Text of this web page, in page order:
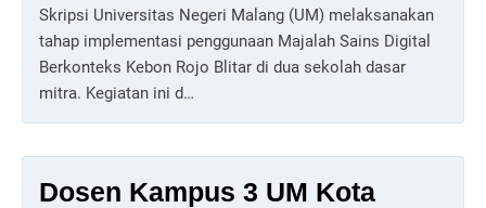
Skripsi Universitas Negeri Malang (UM) melaksanakan
tahap implementasi penggunaan Majalah Sains Digital
Berkonteks Kebon Rojo Blitar di dua sekolah dasar
mitra. Kegiatan ini d…
Dosen Kampus 3 UM Kota